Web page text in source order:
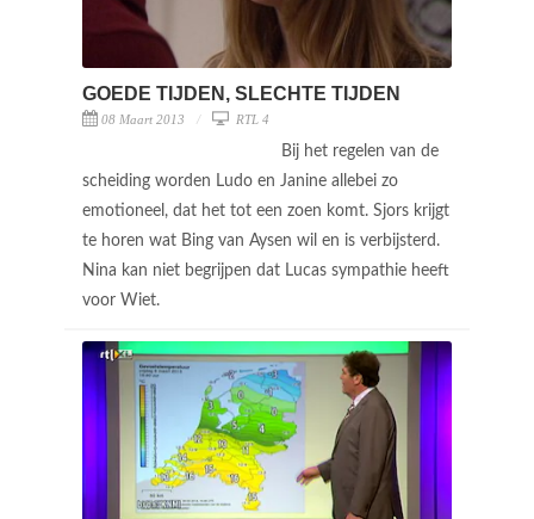
GOEDE TIJDEN, SLECHTE TIJDEN
08 Maart 2013 RTL 4
Bij het regelen van de
scheiding worden Ludo en Janine allebei zo
emotioneel, dat het tot een zoen komt. Sjors krijgt
te horen wat Bing van Aysen wil en is verbijsterd.
Nina kan niet begrijpen dat Lucas sympathie heeft
voor Wiet.